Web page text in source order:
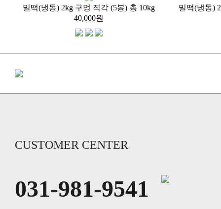
밀떡(냉동) 2kg 구멍 직각 (5봉) 총 10kg
40,000원
밀떡(냉동)
CUSTOMER CENTER
031-981-9541